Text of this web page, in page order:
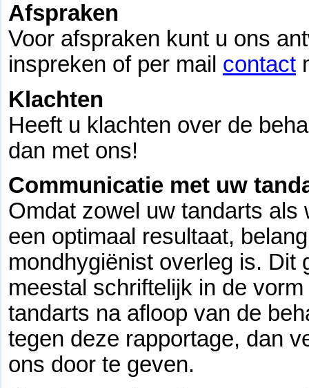
Afspraken
Voor afspraken kunt u ons
inspreken of per mail contact
Klachten
Heeft u klachten over de
dan met ons!
Communicatie met uw
Omdat zowel uw tandarts
een optimaal resultaat,
mondhygiënist overleg is. Dit
meestal schriftelijk in de
tandarts na afloop van de
tegen deze rapportage, dan
ons door te geven.